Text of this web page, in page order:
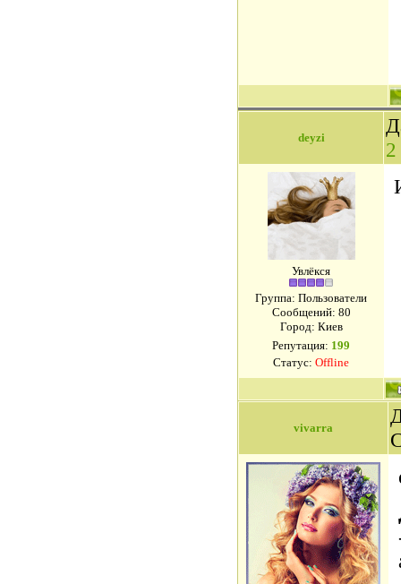
deyzi
2
Увлёкся
Группа: Пользователи
Сообщений: 80
Город: Киев
Репутация: 199
Статус: Offline
vivarra